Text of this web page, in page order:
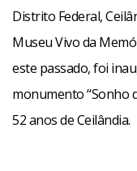
Distrito Federal,
Museu Vivo da
este passado, foi
monumento “Sonho
52 anos de Ceilândia.